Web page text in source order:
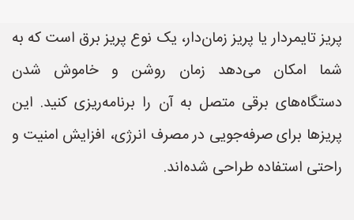
پریز تایمردار یا پریز زمان‌دار، یک نوع پریز برق است که به
شما امکان می‌دهد زمان روشن و خاموش شدن
دستگاه‌های برقی متصل به آن را برنامه‌ریزی کنید. این
پریزها برای صرفه‌جویی در مصرف انرژی، افزایش امنیت و
راحتی استفاده طراحی شده‌اند.